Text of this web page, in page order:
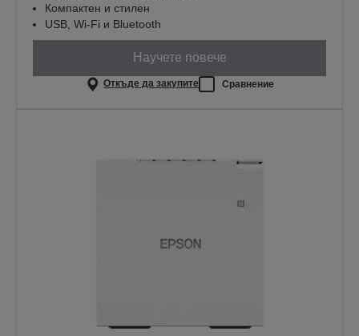
Компактен и стилен
USB, Wi-Fi и Bluetooth
Научете повече
Откъде да закупите Сравнение